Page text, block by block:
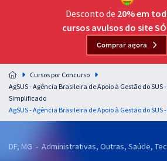
Acesso ilimitado a toda preparação para o Exame da
Residências Multiprofissionais
Preparação completa e intensiva para as principais
residências em saúde do Brasil
Concursos
Desconto de 20% em
cursos avulsos do site SÓ
Comprar agora
Cursos por Concurso
AgSUS - Agência Brasileira de Apoio à Gestão do SUS
Simplificado
DF, MG - Administrativas, Outras, Saúde,